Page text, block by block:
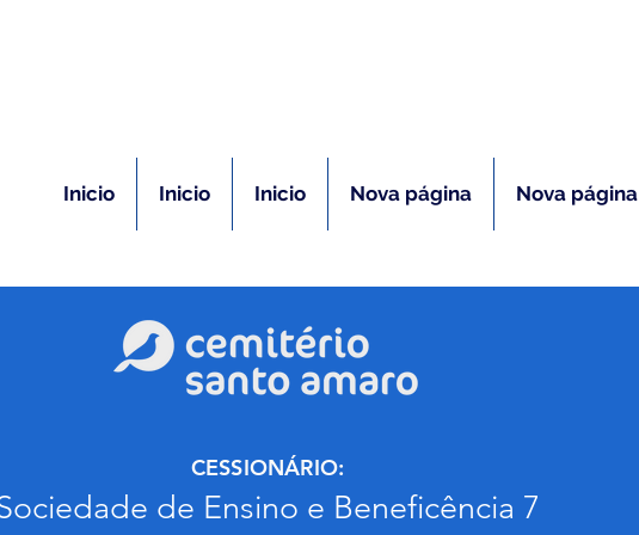
Inicio Inicio Inicio Nova página Nova página
CESSIONÁRIO:
de Ensino e Beneficência 7